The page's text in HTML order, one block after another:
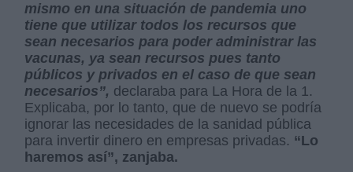
mismo en una situación de pandemia uno
tiene que utilizar todos los recursos que
sean necesarios para poder administrar las
vacunas, ya sean recursos pues tanto
públicos y privados en el caso de que sean
necesarios”, declaraba para La Hora de la 1.
Explicaba, por lo tanto, que de nuevo se podría
ignorar las necesidades de la sanidad pública
para invertir dinero en empresas privadas. “Lo
haremos así”, zanjaba.